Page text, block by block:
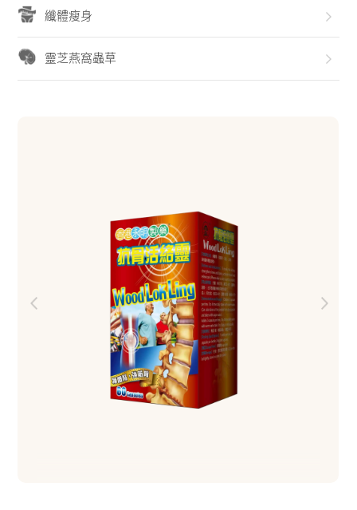
纖體瘦身
靈芝燕窩蟲草